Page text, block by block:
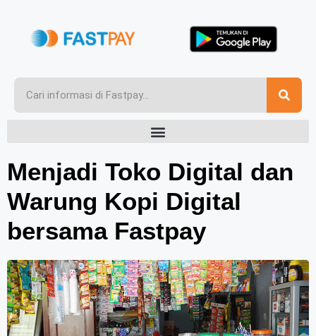
Menjadi Toko Digital dan
Warung Kopi Digital
bersama Fastpay